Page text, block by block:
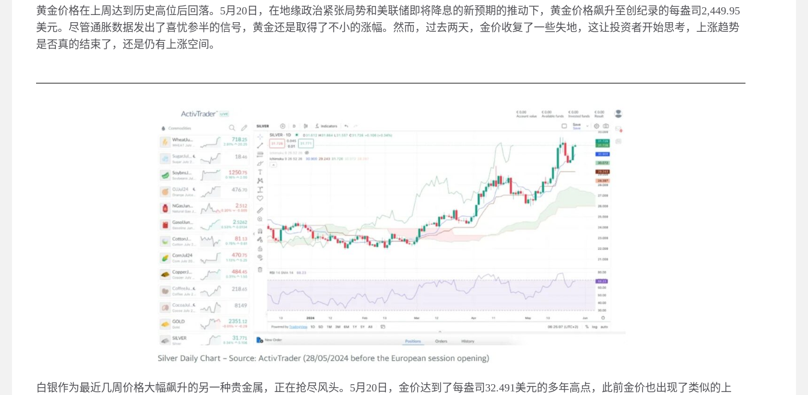
黄金价格在上周达到历史高位后回落。 5月 20 日，在地缘政治紧张局势和美联储即将降息的新预期的推动下，黄金价格飙升至创纪录的每盎司 2,449.95
美元。尽管通胀数据发出了喜忧参半的信号，黄金还是取得了不小的涨幅。然而，过去两天，金价收复了一些失地，这让投资者开始思考，上涨趋势
是否真的结束了，还是仍有上涨空间。
白银作为最近几周价格大幅飙升的另一种贵金属，正在抢尽风头。 5月 20 日，金价达到了每盎司 32.491美元的多年高点，此前金价也出现了类似的上